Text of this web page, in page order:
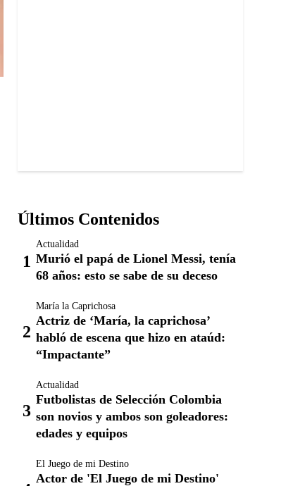
Últimos Contenidos
Actualidad
Murió el papá de Lionel Messi, tenía
68 años: esto se sabe de su deceso
María la Caprichosa
Actriz de ‘María, la caprichosa’
habló de escena que hizo en ataúd:
“Impactante”
Actualidad
Futbolistas de Selección Colombia
son novios y ambos son goleadores:
edades y equipos
El Juego de mi Destino
Actor de 'El Juego de mi Destino'